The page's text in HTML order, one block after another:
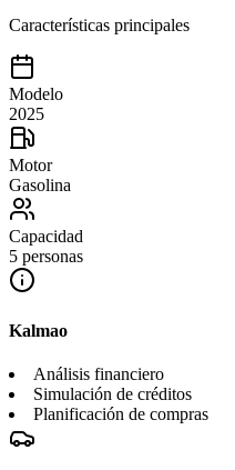
Características principales
Modelo
2025
Motor
Gasolina
Capacidad
5 personas
Kalmao
Análisis financiero
Simulación de créditos
Planificación de compras